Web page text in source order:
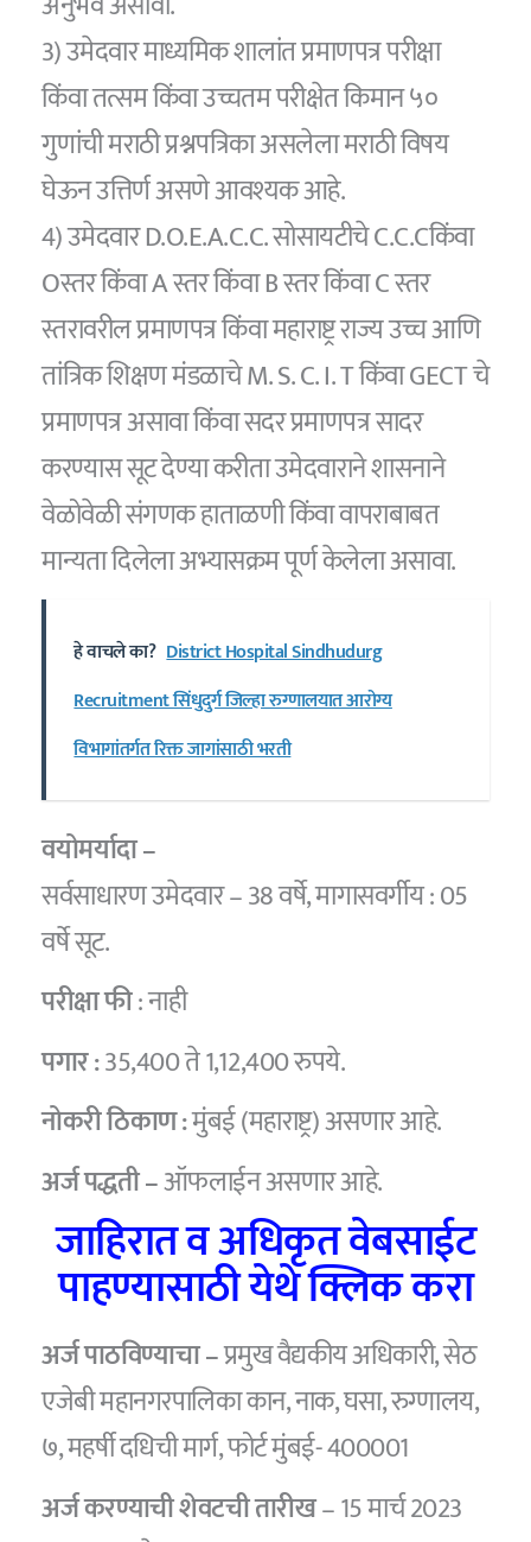
3) उमेदवार माध्यमिक शालांत प्रमाणपत्र परीक्षा
किंवा तत्सम किंवा उच्चतम परीक्षेत किमान ५०
गुणांची मराठी प्रश्नपत्रिका असलेला मराठी विषय
घेऊन उत्तिर्ण असणे आवश्यक आहे.
4) उमेदवार D.O.E.A.C.C. सोसायटीचे C.C.Cकिंवा
Oस्तर किंवा A स्तर किंवा B स्तर किंवा C स्तर
स्तरावरील प्रमाणपत्र किंवा महाराष्ट्र राज्य उच्च आणि
तांत्रिक शिक्षण मंडळाचे M. S. C. I. T किंवा GECT चे
प्रमाणपत्र असावा किंवा सदर प्रमाणपत्र सादर
करण्यास सूट देण्या करीता उमेदवाराने शासनाने
वेळोवेळी संगणक हाताळणी किंवा वापराबाबत
मान्यता दिलेला अभ्यासक्रम पूर्ण केलेला असावा.
हे वाचले का? District Hospital Sindhudurg
Recruitment सिंधुदुर्ग जिल्हा रुग्णालयात आरोग्य
विभागांतर्गत रिक्त जागांसाठी भरती
वयोमर्यादा –
सर्वसाधारण उमेदवार – 38 वर्षे, मागासवर्गीय : 05
वर्षे सूट.
परीक्षा फी: नाही
पगार :35,400 ते 1,12,400 रुपये.
नोकरी ठिकाण :मुंबई (महाराष्ट्र) असणार आहे.
अर्ज पद्धती –ऑफलाईन असणार आहे.
जाहिरात व अधिकृत वेबसाईट
पाहण्यासाठी येथे क्लिक करा
अर्ज पाठविण्याचा –प्रमुख वैद्यकीय अधिकारी, सेठ
एजेबी महानगरपालिका कान, नाक, घसा, रुग्णालय,
७, महर्षी दधिची मार्ग, फोर्ट मुंबई- 400001
अर्ज करण्याची शेवटची तारीख– 15 मार्च 2023